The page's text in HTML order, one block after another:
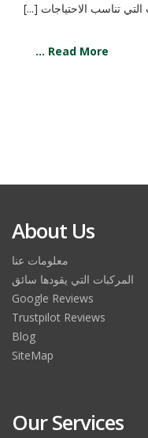
تناسب الاحتياجات [...]
Read More ...
About Us
معلومات عنا
المركبات التي يقودها سائق
Google Reviews
Trustpilot Reviews
Blog
SiteMap
Our Services